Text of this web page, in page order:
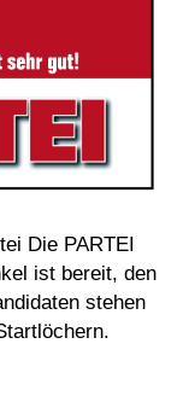
Die PARTEI
ist bereit, den
stehen